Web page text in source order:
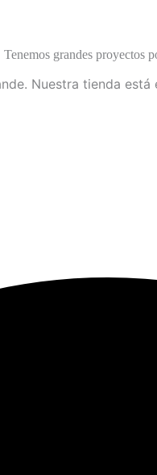
Tenemos grandes proyectos
Nuestra tienda